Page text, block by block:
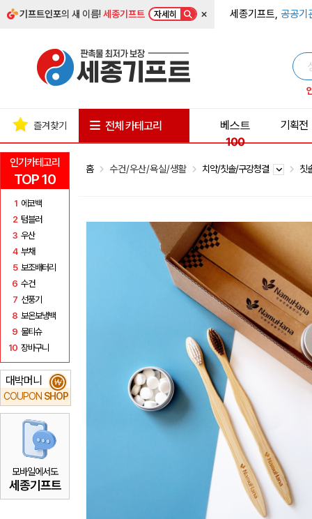
기프트인포의 새 이름!세종기프트 자세히 × 세종기프트, 공공기
인기카테고리
TOP 10
1 에코백
2 텀블러
3 우산
4 부채
5 보조배터리
6 수건
7 선풍기
8 보온보냉백
9 물티슈
10 장바구니
대박머니
COUPON SHOP
₩
모바일에서도
세종기프트
즐겨찾기 전체 카테고리
베스트
100
기획전
홈 수건/우산/욕실/생활 치약/칫솔/구강청결 칫